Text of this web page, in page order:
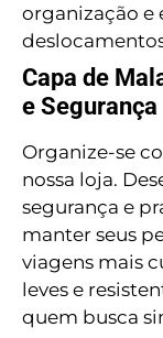
organização e
Capa de
e Segurança
Organize-se
nossa loja.
segurança e
manter seus
viagens mais
leves e
quem busca